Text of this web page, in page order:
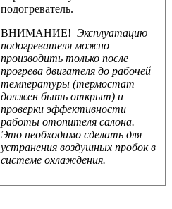
подогреватель.
ВНИМАНИЕ! Эксплуатацию
подогревателя можно
производить только после
прогрева двигателя до рабочей
температуры (термостат
должен быть открыт) и
проверки эффективности
работы отопителя салона.
Это необходимо сделать для
устранения воздушных пробок в
системе охлаждения.